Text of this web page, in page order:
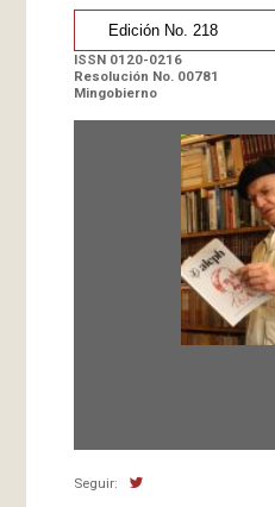
ISSN 0120-0216
Resolución No. 00781
Mingobierno
Seguir: